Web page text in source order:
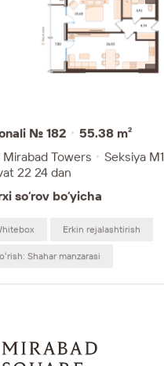
№ 182
55.38 m²
Towers
Seksiya M1
22 24 dan
so‘rov bo‘yicha
Erkin rejalashtirish
Shahar manzarasi